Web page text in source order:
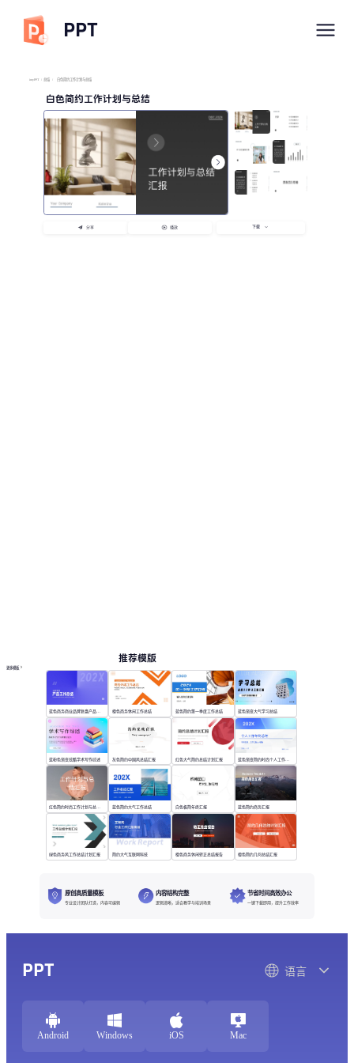
PPT
imyPPT / 总结 / 白色简约工作计划与总结
白色简约工作计划与总结
分享 播放 下载
推荐模版
更多模板
蓝色商务商业品牌复盘产品工作总结 橙色商务休闲工作总结 蓝色简约第一季度工作总结 蓝色渐变大气学习总结
蓝粉色渐变炫酷学术写作综述 灰色简约中国风总结汇报 红色大气简约总结计划汇报
蓝色简约大气工作总结 白色极简年终汇报 蓝色简约商务汇报
绿色商务风工作总结计划汇报 简约大气互联网科技 橙色商务休闲转正总结报告 橙色简约几何总结汇报
原创高质量模板
专业设计团队打造，内容可编辑
内容结构完整
逻辑清晰，适合教学与培训场景
节省时间高效办公
一键下载即用，提升工作效率
PPT 语言
Android Windows iOS Mac